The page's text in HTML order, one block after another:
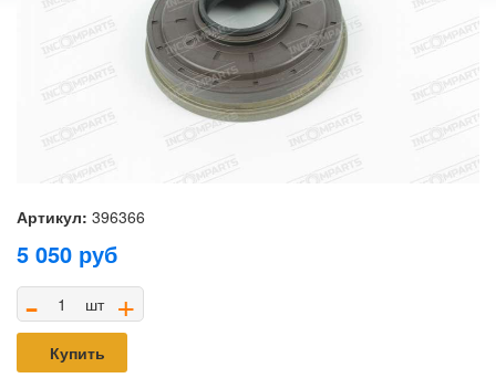
Артикул: 396366
5 050 руб
- шт +
Купить